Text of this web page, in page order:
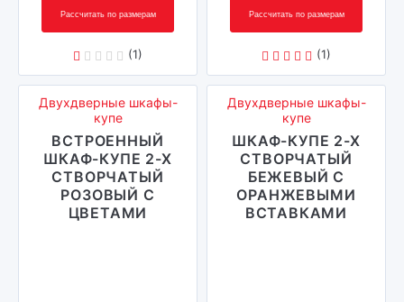
Рассчитать по размерам
(1)
Рассчитать по размерам
(1)
Двухдверные шкафы-
купе
ВСТРОЕННЫЙ
ШКАФ-КУПЕ 2-Х
СТВОРЧАТЫЙ
РОЗОВЫЙ С
ЦВЕТАМИ
Двухдверные шкафы-
купе
ШКАФ-КУПЕ 2-Х
СТВОРЧАТЫЙ
БЕЖЕВЫЙ С
ОРАНЖЕВЫМИ
ВСТАВКАМИ